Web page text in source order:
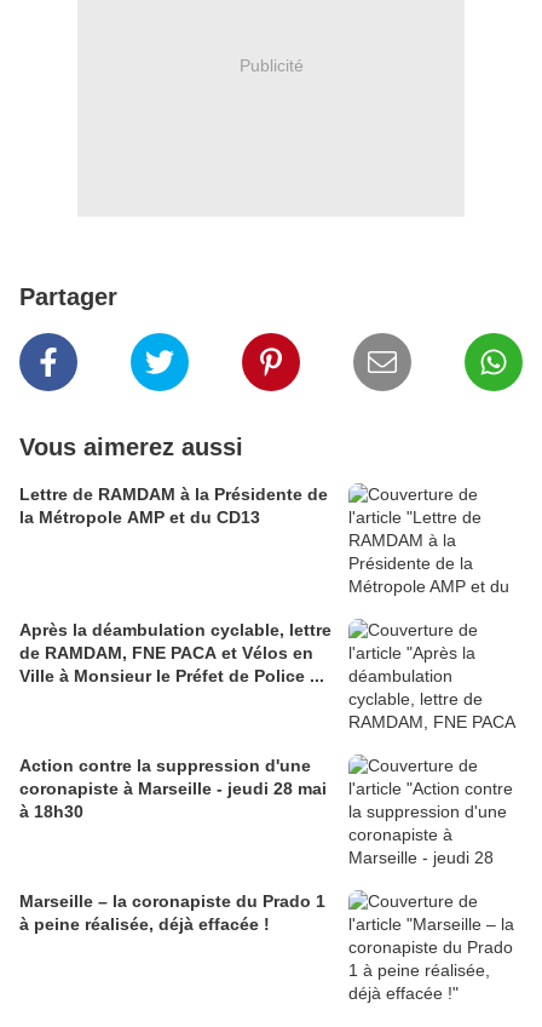
Publicité
Partager
Vous aimerez aussi
Lettre de RAMDAM à la Présidente de
la Métropole AMP et du CD13
Après la déambulation cyclable, lettre
de RAMDAM, FNE PACA et Vélos en
Ville à Monsieur le Préfet de Police ...
Action contre la suppression d'une
coronapiste à Marseille - jeudi 28 mai
à 18h30
Marseille – la coronapiste du Prado 1
à peine réalisée, déjà effacée !